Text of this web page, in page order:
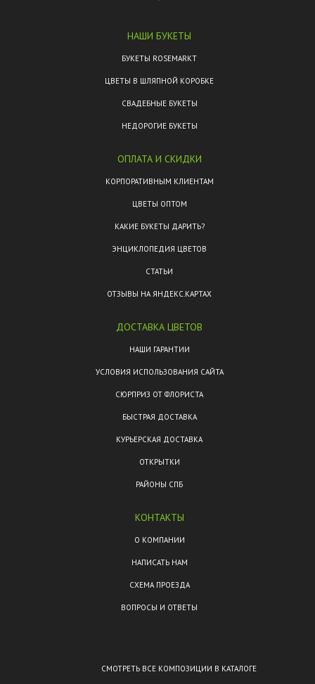
НАШИ БУКЕТЫ
БУКЕТЫ ROSEMARKT
ЦВЕТЫ В ШЛЯПНОЙ КОРОБКЕ
СВАДЕБНЫЕ БУКЕТЫ
НЕДОРОГИЕ БУКЕТЫ
ОПЛАТА И СКИДКИ
КОРПОРАТИВНЫМ КЛИЕНТАМ
ЦВЕТЫ ОПТОМ
КАКИЕ БУКЕТЫ ДАРИТЬ?
ЭНЦИКЛОПЕДИЯ ЦВЕТОВ
СТАТЬИ
ОТЗЫВЫ НА ЯНДЕКС.КАРТАХ
ДОСТАВКА ЦВЕТОВ
НАШИ ГАРАНТИИ
УСЛОВИЯ ИСПОЛЬЗОВАНИЯ САЙТА
СЮРПРИЗ ОТ ФЛОРИСТА
БЫСТРАЯ ДОСТАВКА
КУРЬЕРСКАЯ ДОСТАВКА
ОТКРЫТКИ
РАЙОНЫ СПБ
КОНТАКТЫ
О КОМПАНИИ
НАПИСАТЬ НАМ
СХЕМА ПРОЕЗДА
ВОПРОСЫ И ОТВЕТЫ
СМОТРЕТЬ ВСЕ КОМПОЗИЦИИ В КАТАЛОГЕ